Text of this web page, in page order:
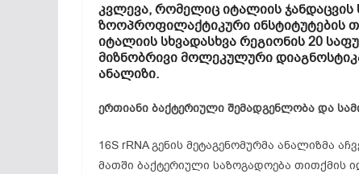
კვლევა, რომელიც იტალიის ჯანდაცვის
ზოოპროფილაქტიკური ინსტიტუტების
იტალიის სხვადასხვა რეგიონის 20
მიზნობრივი მოლეკულური
ანალიზი.
ერთიანი ბაქტერიული შემადგენლობა და
16S rRNA გენის მეტაგენომურმა ანალიზმა
მათში ბაქტერიული საზოგადოება თითქმის